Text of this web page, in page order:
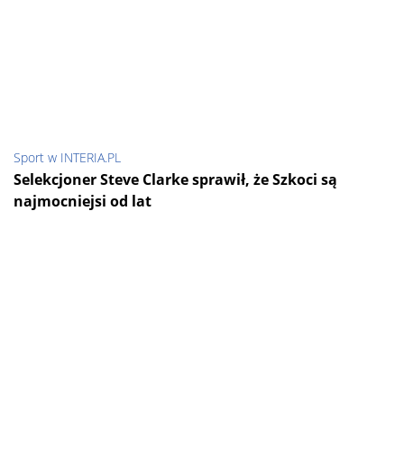
Sport w INTERIA.PL
Selekcjoner Steve Clarke sprawił, że Szkoci są
najmocniejsi od lat